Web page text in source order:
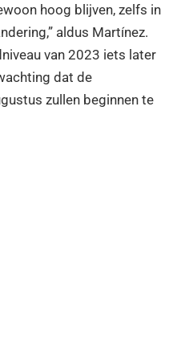
hoog blijven, zelfs in
aldus Martínez.
van 2023 iets later
dat de
zullen beginnen te